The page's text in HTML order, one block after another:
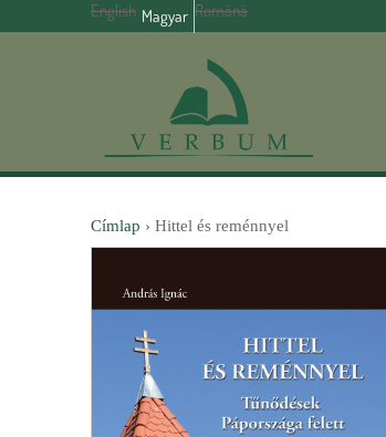
English Magyar Română
e
Címlap › Hittel és reménnyel